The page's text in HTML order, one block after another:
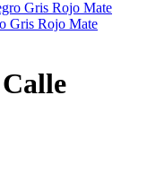
Gris Rojo Mate